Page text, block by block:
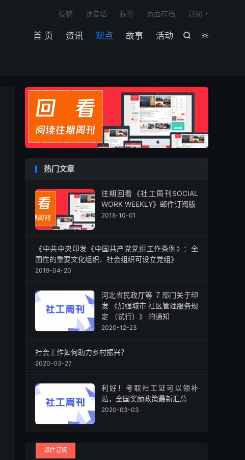


首 页 资讯 观点 故事 活动
投稿 读者墙 标签 页面存档 订阅
热门文章
往期回看《社工周刊SOCIAL
WORK WEEKLY》邮件订阅版
2018-10-01
《中共中央印发《中国共产党党组工作条例》：全
国性的重要文化组织、社会组织可设立党组》
2019-04-20
河北省民政厅等 ７部门关于印
发 《加强城市 社区管理服务规
定 （试行）》 的通知
2020-12-23
社会工作如何助力乡村振兴？
2020-03-27
利好！考取社工证可以领补
贴，全国奖励政策最新汇总
2020-03-03
邮件订阅